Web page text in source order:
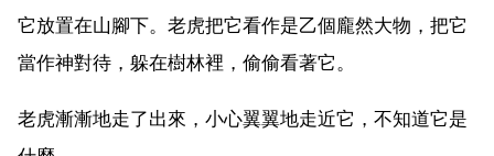
它放置在山腳下。老虎把它看作是乙個龐然大物，把它
當作神對待，躲在樹林裡，偷偷看著它。
老虎漸漸地走了出來，小心翼翼地走近它，不知道它是